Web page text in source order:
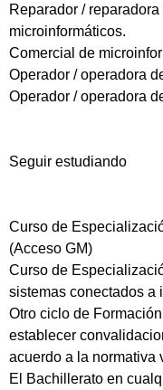
Reparador /
microinformáticos.
Comercial de
Operador / operadora
Operador / operadora
Seguir estudiando
Curso de
(Acceso GM)
Curso de
sistemas conectados a
Otro ciclo de
establecer
acuerdo a la normativa
El Bachillerato en